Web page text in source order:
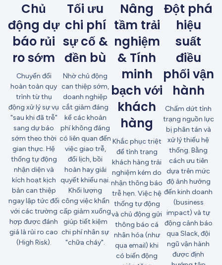
Chủ
động dự
báo rủi
ro sớm
Chuyển đổi
hoàn toàn quy
trình từ thụ
động xử lý sự vụ
"sau khi đã trễ"
sang dự báo
sớm theo thời
gian thực. Hệ
thống tự động
nhận diện và
kích hoạt kịch
bản can thiệp
ngay lập tức đối
với các trường
hợp được đánh
giá là rủi ro cao
(High Risk).
Tối ưu
chi phí
sự cố &
đền bù
Nhờ chủ động
can thiệp sớm,
doanh nghiệp
cắt giảm đáng
kể các khoản
phí không đáng
có liên quan đến
việc giao trễ,
đổi lịch, bồi
hoàn hay giải
quyết khiếu nại.
Khối lượng
công việc khẩn
cấp giảm xuống
giúp tiết kiệm
chi phí nhân sự
"chữa cháy".
Nâng
tầm trải
nghiệm
& Tính
minh
bạch với
khách
hàng
Khắc phục triệt
để tình trạng
khách hàng trải
nghiệm kém do
nhận thông báo
trễ hẹn. Việc hệ
thống tự động
và chủ động gửi
thông báo cá
nhân hóa (như
qua email) khi
có biến động
Đột phá
hiệu
suất
điều
phối vận
hành
Chấm dứt tình
trạng nguồn lực
bị phân tán và
xử lý thiếu hệ
thống. Bằng
cách ưu tiên
dựa trên mức
độ ảnh hưởng
đến kinh doanh
(business
impact) và tự
động cảnh báo
qua Slack, đội
ngũ vận hành
được định